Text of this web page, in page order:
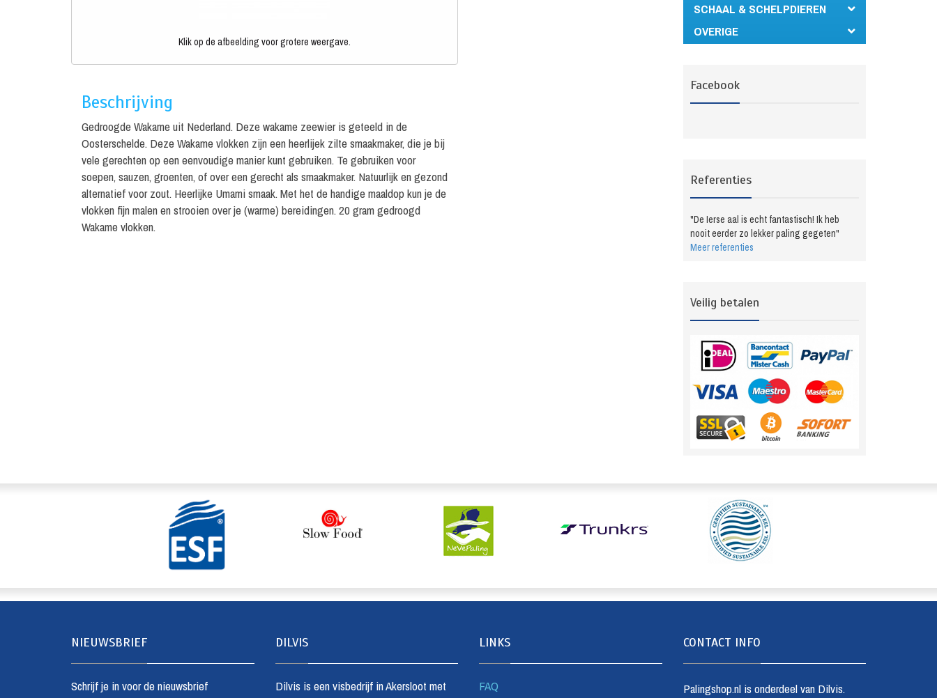
Klik op de afbeelding voor grotere weergave.
Beschrijving
Gedroogde Wakame uit Nederland. Deze wakame zeewier is geteeld in de
Oosterschelde. Deze Wakame vlokken zijn een heerlijek zilte smaakmaker, die je bij
vele gerechten op een eenvoudige manier kunt gebruiken. Te gebruiken voor
soepen, sauzen, groenten, of over een gerecht als smaakmaker. Natuurlijk en gezond
alternatief voor zout. Heerlijke Umami smaak. Met het de handige maaldop kun je de
vlokken fijn malen en strooien over je (warme) bereidingen. 20 gram gedroogd
Wakame vlokken.
SCHAAL & SCHELPDIEREN
OVERIGE
Facebook
Referenties
"De Ierse aal is echt fantastisch! Ik heb
nooit eerder zo lekker paling gegeten"
Meer referenties
Veilig betalen
NIEUWSBRIEF
Schrijf je in voor de nieuwsbrief
DILVIS
Dilvis is een visbedrijf in Akersloot met
LINKS
FAQ
CONTACT INFO
Palingshop.nl is onderdeel van Dilvis.